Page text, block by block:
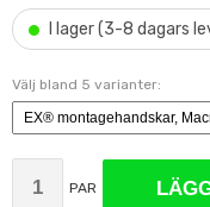
• I lager (3-8 dagars
Välj bland 5 varianter:
PAR